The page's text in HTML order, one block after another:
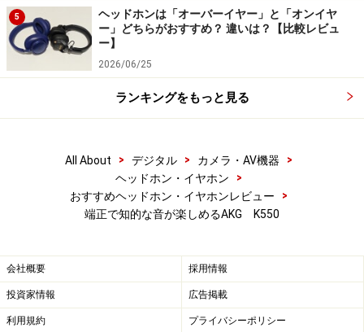
5
ヘッドホンは「オーバーイヤー」と「オンイヤ
ー」どちらがおすすめ？ 違いは？【比較レビュ
ー】
2026/06/25
ランキングをもっと見る
All About > デジタル > カメラ・AV機器
>
ヘッドホン・イヤホン
>
おすすめヘッドホン・イヤホンレビュー
>
端正で知的な音が楽しめるAKG K550
会社概要 採用情報
投資家情報 広告掲載
利用規約 プライバシーポリシー